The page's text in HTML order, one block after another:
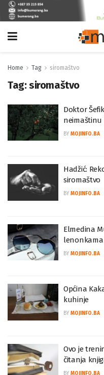
Home Tag siromaštvo
Tag:siromaštvo
Doktor
neimaštinu
BY MOJINFO.BA
Hadžić:
siromaštvo
BY MOJINFO.BA
Elmedina
lenonkama
BY MOJINFO.BA
Općina
kuhinje
BY MOJINFO.BA
Ovo je
čitanja
BY MOJINFO.BA